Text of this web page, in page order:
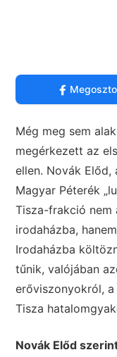
Még meg sem
megérkezett az
ellen. Novák Előd,
Magyar Péterék
Tisza-frakció nem
irodaházba,
Irodaházba
tűnik, valójában
erőviszonyokról,
Tisza
Novák Előd